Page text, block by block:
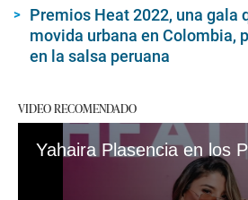
Premios Heat 2022, una gala
movida urbana en Colombia,
en la salsa peruana
VIDEO RECOMENDADO